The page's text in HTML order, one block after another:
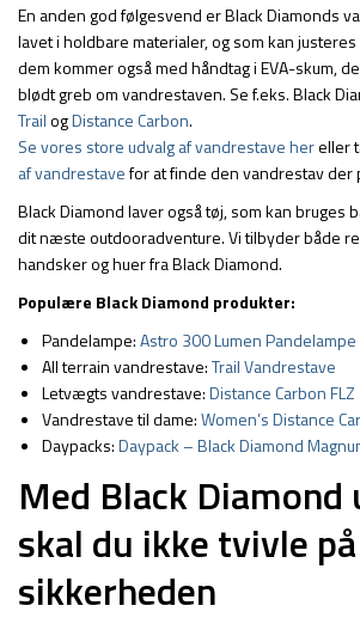
En anden god følgesvend er Black Diamonds
lavet i holdbare materialer, og som kan
dem kommer også med håndtag i EVA-skum,
blødt greb om vandrestaven. Se f.eks. Black
TrailogDistance Carbon.
Se vores store udvalg af vandrestave hereller
af vandrestavefor at finde den vandrestav der
Black Diamond laver også tøj, som kan bruges
dit næste outdooradventure. Vi tilbyder både
handsker og huer fra Black Diamond.
Populære Black Diamond produkter:
Pandelampe:Astro 300 Lumen Pandelampe
All terrain vandrestave:Trail Vandrestave
Letvægts vandrestave:Distance Carbon FLZ
Vandrestave til dame:Women’s Distance
Daypacks:Daypack – Black Diamond
Med Black
skal du ikke tvivle på
sikkerheden